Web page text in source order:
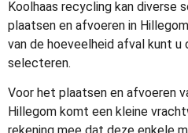
Koolhaas recycling kan diverse
plaatsen en afvoeren in
van de hoeveelheid afval kunt u
selecteren.
Voor het plaatsen en afvoeren
Hillegom komt een kleine